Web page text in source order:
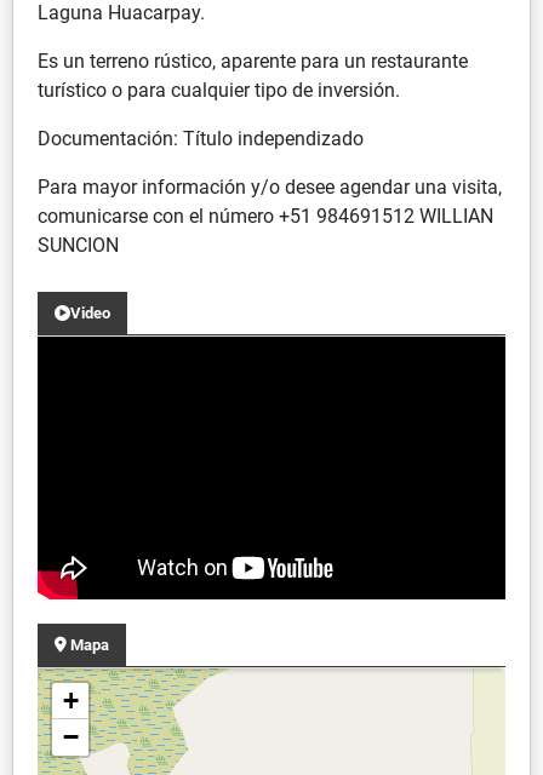
Laguna Huacarpay.
Es un terreno rústico, aparente para un restaurante
turístico o para cualquier tipo de inversión.
Documentación: Título independizado
Para mayor información y/o desee agendar una visita,
comunicarse con el número +51 984691512 WILLIAN
SUNCION
Video
Mapa
+
−